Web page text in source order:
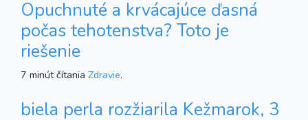
Opuchnuté a krvácajúce ďasná
počas tehotenstva? Toto je
riešenie
7 minút čítania Zdravie.
biela perla rozžiarila Kežmarok, 3